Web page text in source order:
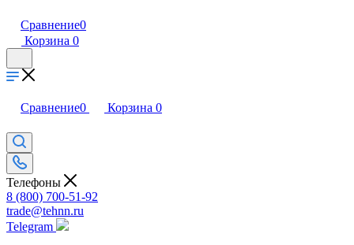
Сравнение0
Корзина 0
Сравнение0 Корзина 0
Телефоны
8 (800) 700-51-92
trade@tehnn.ru
Telegram